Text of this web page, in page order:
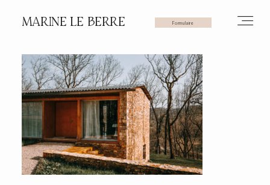
MARINE LE BERRE Formulaire
HOME
PHOTOS
VIDÉOS